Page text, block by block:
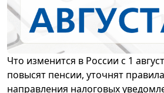
Что изменится в России с 1
повысят пенсии, уточнят
направления налоговых